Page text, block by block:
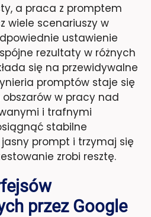
a praca z promptem
wiele scenariuszy w
ustawienie
rezultaty w różnych
się na przewidywalne
promptów staje się
w pracy nad
i trafnymi
stabilne
prompt i trzymaj się
zrobi resztę.
przez Google